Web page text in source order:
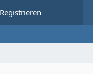
Registrieren